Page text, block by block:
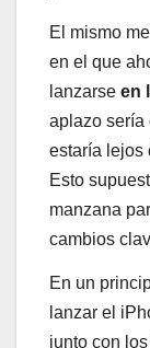
El mismo
en el que
lanzarse en
aplazo sería
estaría lejos
Esto
manzana
cambios
En un
lanzar el
junto con